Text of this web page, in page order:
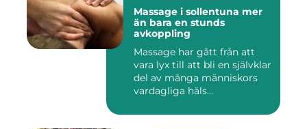
Massage i sollentuna mer
än bara en stunds
avkoppling
Massage har gått från att
vara lyx till att bli en självklar
del av många människors
vardagliga häls...